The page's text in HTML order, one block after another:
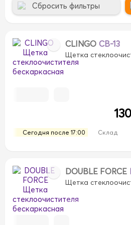
CLINGOCLINGO
LIVCAR
Сбросить фильтры
CLINGO CB-13
Щетка
Сегодня после 17:00 Склад
130
DOUBLE FORCE
Щетка